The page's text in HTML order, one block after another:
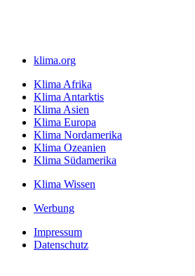
klima.org
Klima Afrika
Klima Antarktis
Klima Asien
Klima Europa
Klima Nordamerika
Klima Ozeanien
Klima Südamerika
Klima Wissen
Werbung
Impressum
Datenschutz